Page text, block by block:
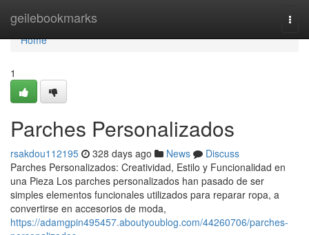
geilebookmarks
Home
Home
1
Parches Personalizados
rsakdou112195 328 days ago News
Discuss
Parches Personalizados: Creatividad, Estilo y Funcionalidad en
una Pieza Los parches personalizados han pasado de ser
simples elementos funcionales utilizados para reparar ropa, a
convertirse en accesorios de moda,
https://adamgpin495457.aboutyoublog.com/44260706/parches-